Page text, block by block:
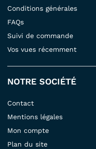
Conditions générales
FAQs
Suivi de commande
Vos vues récemment
NOTRE SOCIÉTÉ
Contact
Mentions légales
Mon compte
Plan du site